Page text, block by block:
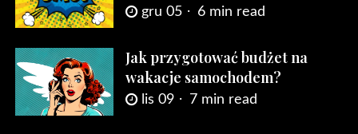
gru 05 6 min read
Jak przygotować budżet na
wakacje samochodem?
lis 09 7 min read